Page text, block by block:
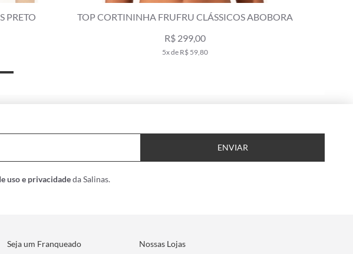
FRUFRU CLÁSSICOS ABOBORA
TOP CORTININHA FRUFRU
ENVIAR
uso e privacidadeda Salinas.
Seja um Franqueado Nossas Lojas